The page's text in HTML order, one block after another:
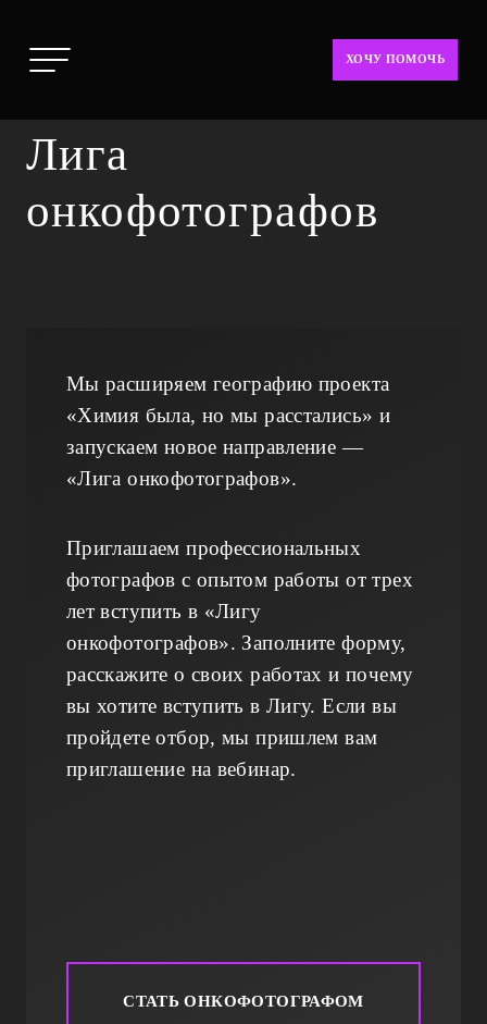
ХОЧУ ПОМОЧЬ
Лига
онкофотографов
Мы расширяем географию проекта
«Химия была, но мы расстались» и
запускаем новое направление —
«Лига онкофотографов».
Приглашаем профессиональных
фотографов с опытом работы от трех
лет вступить в «Лигу
онкофотографов». Заполните форму,
расскажите о своих работах и почему
вы хотите вступить в Лигу. Если вы
пройдете отбор, мы пришлем вам
приглашение на вебинар.
СТАТЬ ОНКОФОТОГРАФОМ